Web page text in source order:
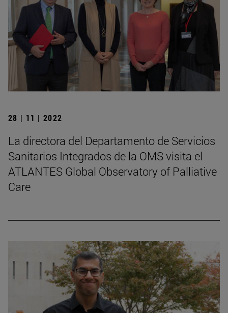
28 | 11 | 2022
La directora del Departamento de Servicios
Sanitarios Integrados de la OMS visita el
ATLANTES Global Observatory of Palliative
Care